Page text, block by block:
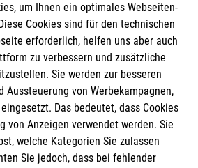
Rettungsdienst
Projekte
um Ihnen ein optimales Webseiten-
Cookies sind für den technischen
erforderlich, helfen uns aber auch
zu verbessern und zusätzliche
Sie werden zur besseren
Aussteuerung von Werbekampagnen,
Das bedeutet, dass Cookies
von Anzeigen verwendet werden. Sie
welche Kategorien Sie zulassen
Sie jedoch, dass bei fehlender